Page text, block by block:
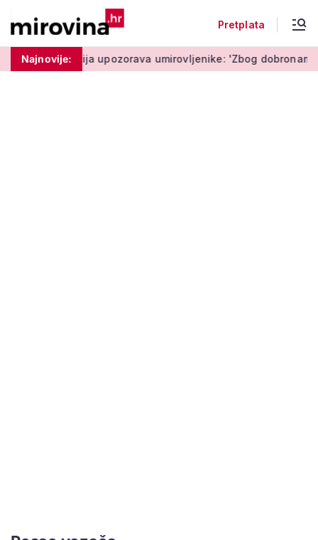
Pretplata
Najnovije:
Policija upozorava umirovljenike: 'Zbog